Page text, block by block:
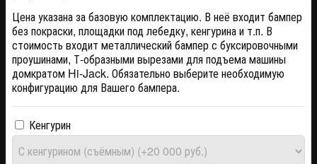
Цена указана за базовую комплектацию. В неё входит бампер
без покраски, площадки под лебедку, кенгурина и т.п. В
стоимость входит металлический бампер с буксировочными
проушинами, Т-образными вырезами для подъема машины
домкратом Hi-Jack. Обязательно выберите необходимую
конфигурацию для Вашего бампера.
Кенгурин